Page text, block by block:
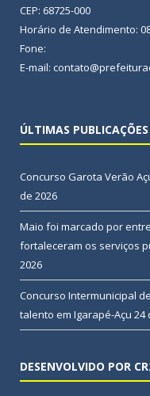
CEP: 68725-000
Horário de Atendimento:
Fone:
E-mail:
ÚLTIMAS PUBLICAÇÕES
Concurso Garota Verão
de 2026
Maio foi marcado por
fortaleceram os serviços
2026
Concurso Intermunicipal
talento em Igarapé-Açu 24
DESENVOLVIDO POR